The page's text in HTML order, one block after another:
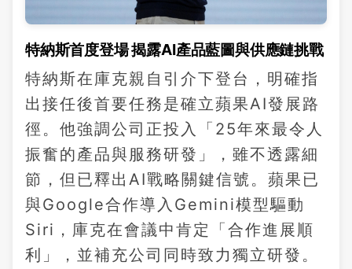
特納斯首度登場 揭露AI產品藍圖與供應鏈挑戰
特納斯在庫克親自引介下登台，明確指
出接任後首要任務是確立蘋果AI發展路
徑。他強調公司正投入「25年來最令人
振奮的產品與服務研發」，雖不透露細
節，但已釋出AI戰略關鍵信號。蘋果已
與Google合作導入Gemini模型驅動
Siri，庫克在會議中肯定「合作進展順
利」，並補充公司同時致力獨立研發。